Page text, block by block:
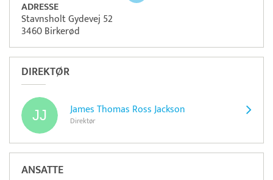
ADRESSE
Stavnsholt Gydevej 52
3460 Birkerød
DIREKTØR
James Thomas Ross Jackson
Direktør
ANSATTE